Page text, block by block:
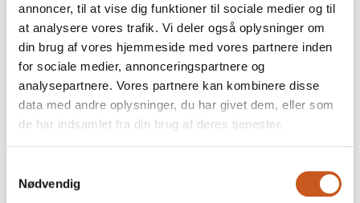
annoncer, til at vise dig funktioner til sociale medier og til
at analysere vores trafik. Vi deler også oplysninger om
din brug af vores hjemmeside med vores partnere inden
for sociale medier, annonceringspartnere og
analysepartnere. Vores partnere kan kombinere disse
data med andre oplysninger, du har givet dem, eller som
de har indsamlet fra din brug af deres tjenester.
Nødvendig
Storebælt Sinatur Hotel & Konference
Storebælt Sinatur Hotel &
Konference udvikler værtskabet